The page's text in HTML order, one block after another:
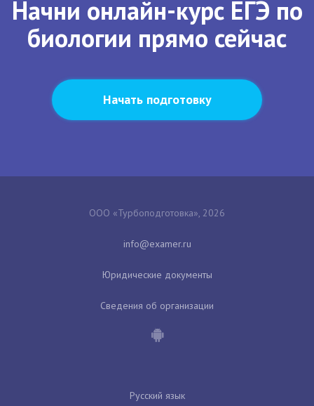
Начни онлайн-курс ЕГЭ по
биологии прямо сейчас
Начать подготовку
ООО «Турбоподготовка», 2026
Юридические документы
Сведения об организации
Русский язык